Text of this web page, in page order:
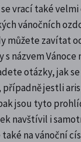
vrací také
vánočních
můžete zavítat
názvem Vánoce
otázky, jak se
jestli
jsou tyto
navštívil i
na vánoční